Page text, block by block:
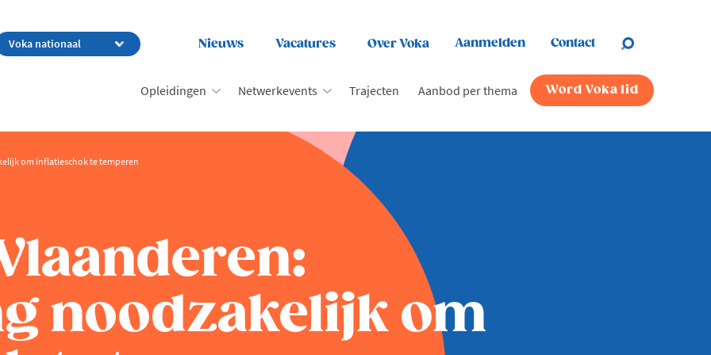
Nieuws Vacatures Over Voka Aanmelden Contact
Opleidingen Netwerkevents Trajecten Aanbod per thema Word Voka lid
om inflatieschok te temperen
noodzakelijk om